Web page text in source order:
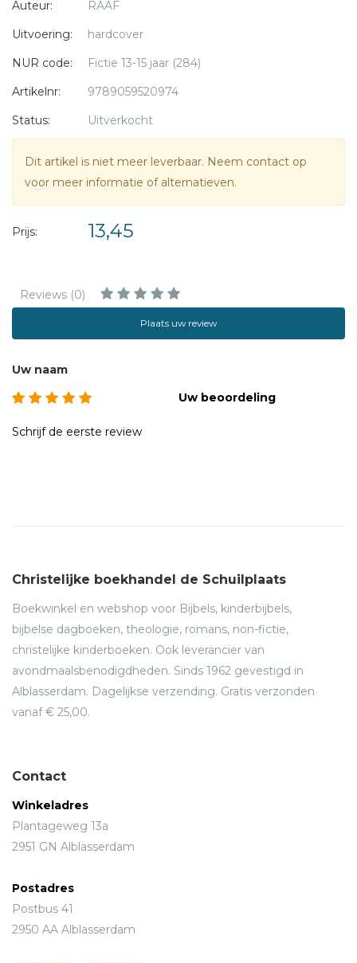
sprake is van een gijzeling, waarbij een moeder en haar
twee kinderen in groot gevaar lijken te zijn...
Zijn eerste optreden als leider van het rechercheteam zal
Roel nog lang heugen.
Auteur:
RAAF
Uitvoering:
hardcover
NUR code:
Fictie 13-15 jaar (284)
Artikelnr:
9789059520974
Status:
Uitverkocht
Dit artikel is niet meer leverbaar. Neem contact op
voor meer informatie of alternatieven.
Prijs: 13,45
Reviews (0)
Plaats uw review
Uw naam
Uw beoordeling
Schrijf de eerste review
Christelijke boekhandel de Schuilplaats
Boekwinkel en webshop voor Bijbels, kinderbijbels,
bijbelse dagboeken, theologie, romans, non-fictie,
christelijke kinderboeken. Ook leverancier van
avondmaalsbenodigdheden. Sinds 1962 gevestigd in
Alblasserdam. Dagelijkse verzending. Gratis verzonden
vanaf € 25,00.
Contact
Winkeladres
Plantageweg 13a
2951 GN Alblasserdam
Postadres
Postbus 41
2950 AA Alblasserdam